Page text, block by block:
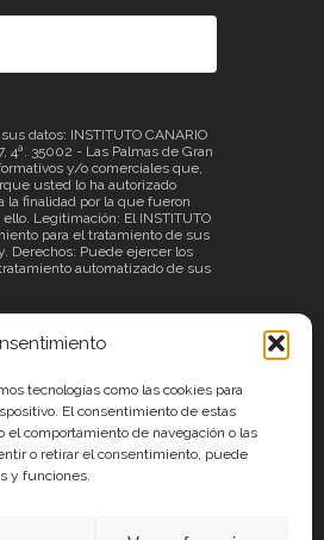
tecnologías como las cookies para
El consentimiento de estas
el comportamiento de navegación o las
o retirar el consentimiento, puede
y funciones.
datos: INSTITUTO CANARIO
4ª. 35002 - Las Palmas de Gran
y/o comerciales que,
usted lo ha autorizado
la finalidad por la que fueron
Legitimación: El INSTITUTO
para el tratamiento de sus
Derechos: Puede ejercer los
automatizado de sus